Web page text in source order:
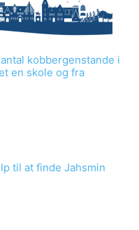
kobbergenstande i
en skole og fra
til at finde Jahsmin